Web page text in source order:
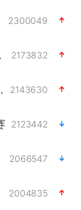
2300049
网 2173832
被浇透 2143630
2123442
2066547
2004835